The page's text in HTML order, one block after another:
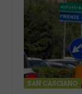
SAN CASCIANO